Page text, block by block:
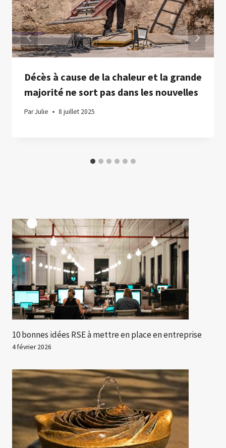
Décès à cause de la chaleur et la grande
majorité ne sort pas dans les nouvelles
ParJulie 8 juillet 2025
10 bonnes idées RSE à mettre en place en entreprise
4 février 2026